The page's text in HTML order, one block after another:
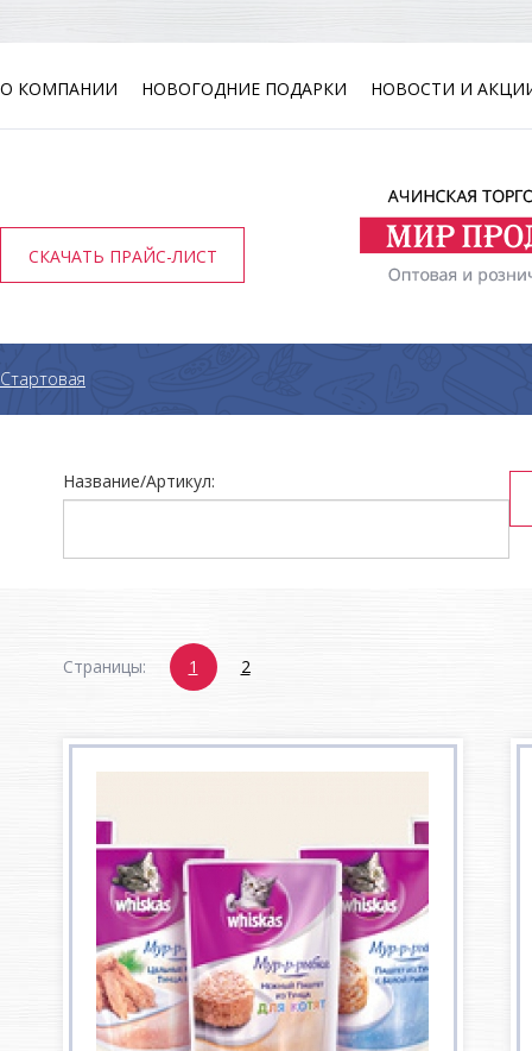
О КОМПАНИИ НОВОГОДНИЕ ПОДАРКИ НОВОСТИ И
СКАЧАТЬ ПРАЙС-ЛИСТ
Стартовая
Название/Артикул:
Страницы: 1 2